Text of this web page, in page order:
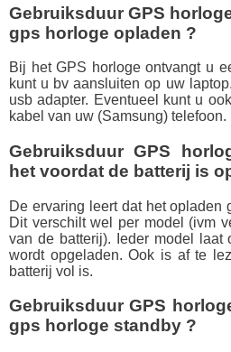
Gebruiksduur GPS
gps horloge opladen ?
Bij het GPS horloge ontvangt u
kunt u bv aansluiten op uw
usb adapter. Eventueel kunt u
kabel van uw (Samsung) telefoon.
Gebruiksduur GPS
het voordat de batterij is
De ervaring leert dat het opladen
Dit verschilt wel per model (ivm
van de batterij). Ieder model
wordt opgeladen. Ook is af te
batterij vol is.
Gebruiksduur GPS
gps horloge standby ?